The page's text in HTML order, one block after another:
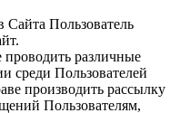
Пользователь
различные
среди Пользователей
производить рассылку
Пользователям,